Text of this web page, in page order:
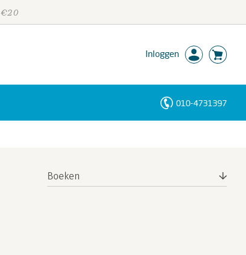
€20
Inloggen
010-4731397
Boeken